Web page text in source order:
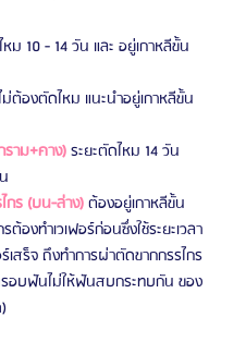
หม 10 - 14 วัน และ อยู่เกาหลีขั้น
ต้องตัดไหม แนะนำอยู่เกาหลีขั้น
าม+คาง) ระยะตัดไหม 14 วัน
กร (บน-ล่าง) ต้องอยู่เกาหลีขั้น
ต้องทำเวเฟอร์ก่อนซึ่งใช้ระยะเวลา
สร็จ ถึงทำการผ่าตัดขากกรรไกร
อบฟันไม่ให้ฟันสบกระทบกัน ของ